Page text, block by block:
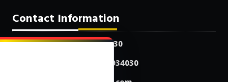
Contact Information
Office: +91-9250934030
WhatsApp: +91-9250934030